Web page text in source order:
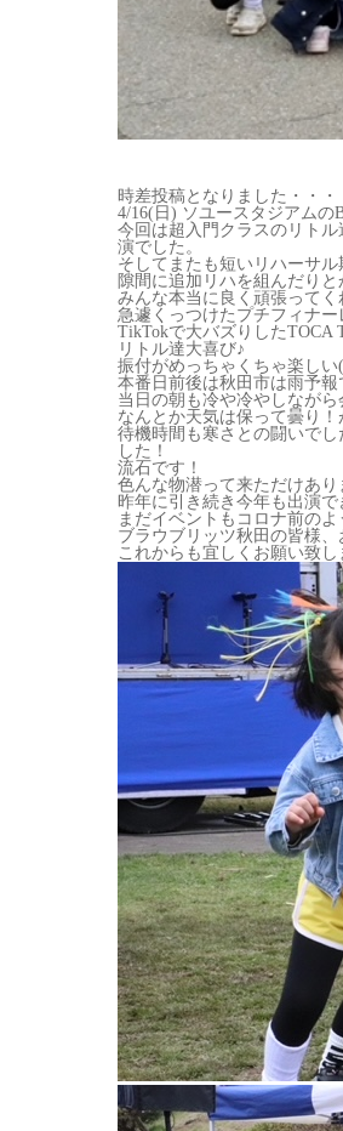
時差投稿となりました・・・
4/16(日) ソユースタジアムの
今回は超入門クラスのリト
演でした。
そしてまたも短いリハーサ
隙間に追加リハを組んだり
みんな本当に良く頑張って
急遽くっつけたプチフィナー
TikTokで大バズりしたTOCA
リトル達大喜び♪
振付がめっちゃくちゃ楽し
本番日前後は秋田市は雨予報
当日の朝も冷や冷やしながら
なんとか天気は保って曇り
待機時間も寒さとの闘いで
した！
流石です！
色んな物潜って来ただけあり
昨年に引き続き今年も出演で
まだイベントもコロナ前の
ブラウブリッツ秋田の皆様、
これからも宜しくお願い致